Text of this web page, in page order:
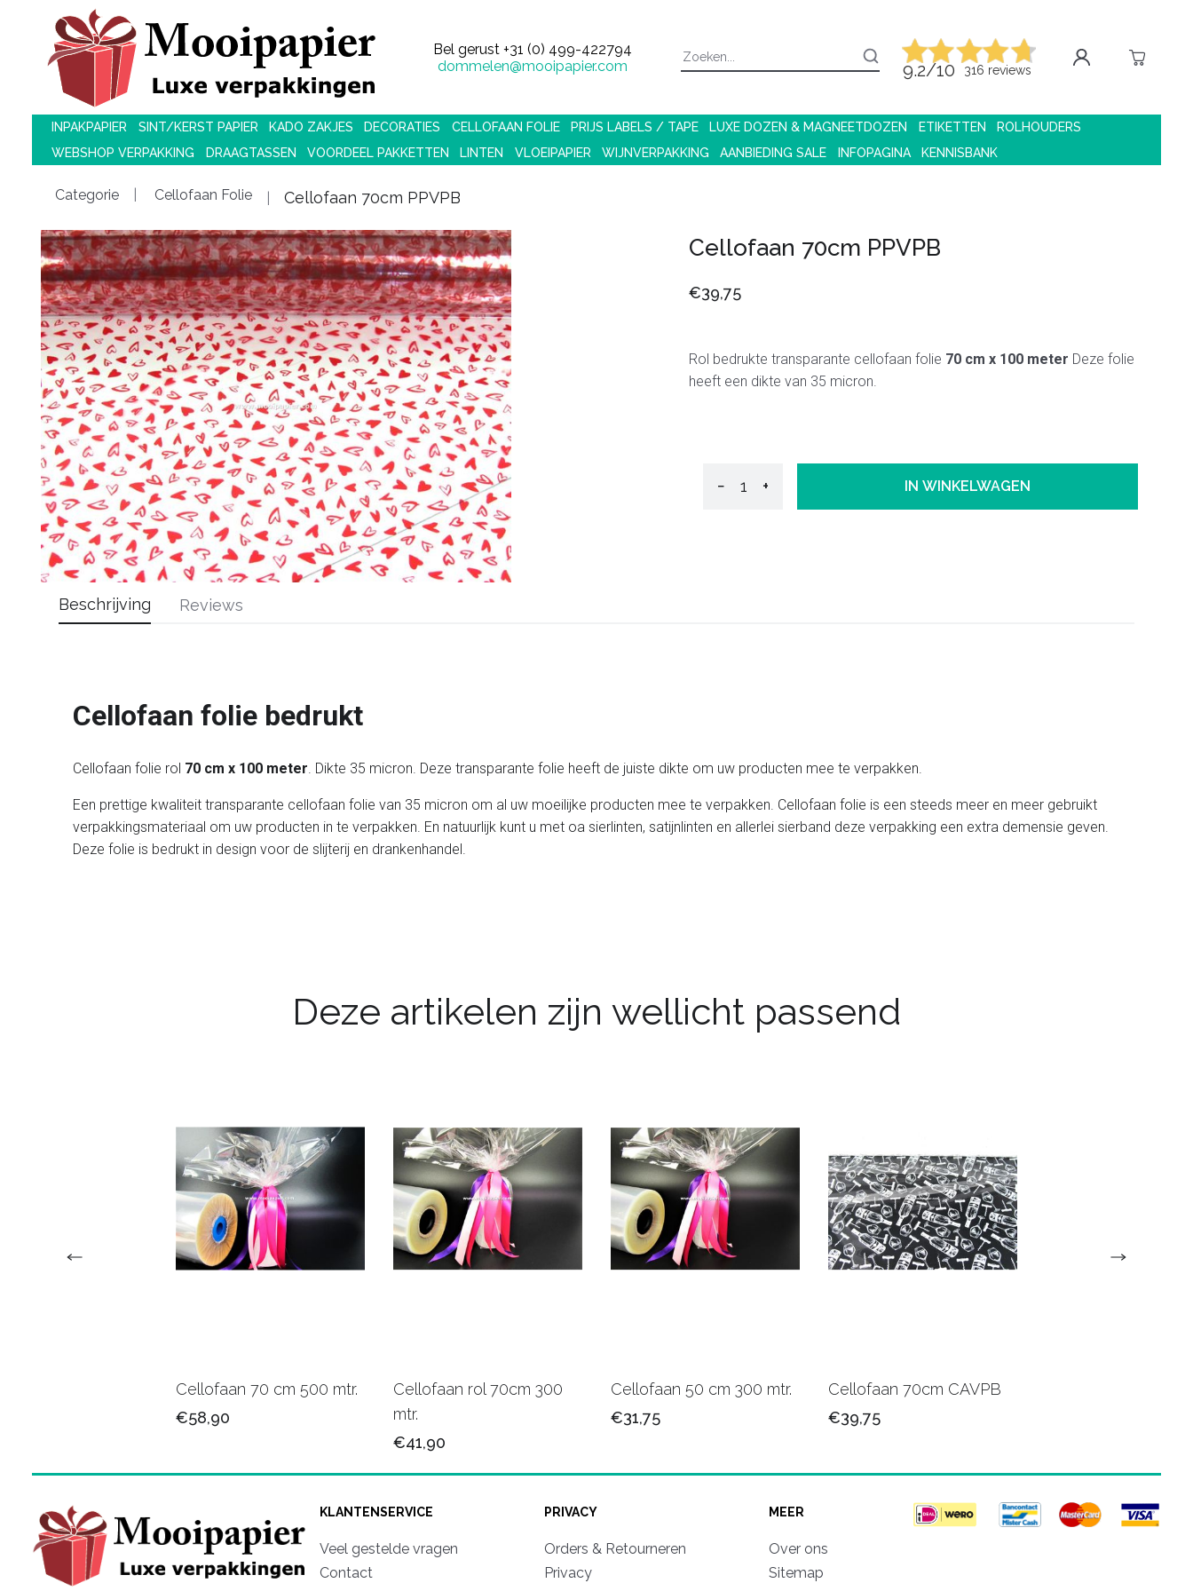
Bel gerust +31 (0) 499-422794
dommelen@mooipapier.com
9.2/10 316 reviews
INPAKPAPIER SINT/KERST PAPIER KADO ZAKJES DECORATIES CELLOFAAN FOLIE PRIJS LABELS / TAPE LUXE DOZEN & MAGNEETDOZEN ETIKETTEN
ROLHOUDERS
WEBSHOP VERPAKKING
DRAAGTASSEN VOORDEEL PAKKETTEN LINTEN VLOEIPAPIER WIJNVERPAKKING AANBIEDING SALE INFOPAGINA KENNISBANK
Categorie Cellofaan Folie Cellofaan 70cm PPVPB
Cellofaan 70cm PPVPB
€39,75
Rol bedrukte transparante cellofaan folie 70 cm x 100 meter Deze folie
heeft een dikte van 35 micron.
− + IN WINKELWAGEN
Beschrijving
Cellofaan folie bedrukt
Cellofaan folie rol 70 cm x 100 meter. Dikte 35 micron. Deze transparante folie heeft de juiste dikte om uw producten mee te verpakken.
Een prettige kwaliteit transparante cellofaan folie van 35 micron om al uw moeilijke producten mee te verpakken. Cellofaan folie is een steeds meer en meer gebruikt
verpakkingsmateriaal om uw producten in te verpakken. En natuurlijk kunt u met oa sierlinten, satijnlinten en allerlei sierband deze verpakking een extra demensie geven.
Deze folie is bedrukt in design voor de slijterij en drankenhandel.
Reviews
Deze artikelen zijn wellicht passend
Cellofaan 70 cm 500 mtr.
€58,90
Cellofaan rol 70cm 300
mtr.
€41,90
Cellofaan 50 cm 300 mtr.
€31,75
Cellofaan 70cm CAVPB
€39,75
KLANTENSERVICE
Veel gestelde vragen
Contact
PRIVACY
Orders & Retourneren
Privacy
MEER
Over ons
Sitemap